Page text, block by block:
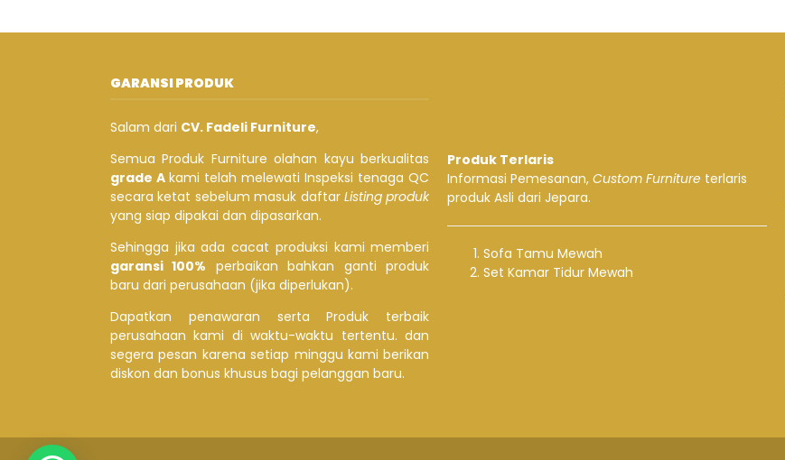
GARANSI PRODUK
Salam dari CV. Fadeli Furniture,
Semua Produk Furniture olahan kayu berkualitas
grade Akami telah melewati Inspeksi tenaga QC
secara ketat sebelum masuk daftar Listing produk
yang siap dipakai dan dipasarkan.
Sehingga jika ada cacat produksi kami memberi
garansi 100% perbaikan bahkan ganti produk
baru dari perusahaan (jika diperlukan).
Dapatkan penawaran serta Produk terbaik
perusahaan kami di waktu-waktu tertentu. dan
segera pesan karena setiap minggu kami berikan
diskon dan bonus khusus bagi pelanggan baru.
Produk Terlaris
Informasi Pemesanan,Custom Furniture terlaris
produk Asli dari Jepara.
Sofa Tamu Mewah
Set Kamar Tidur Mewah